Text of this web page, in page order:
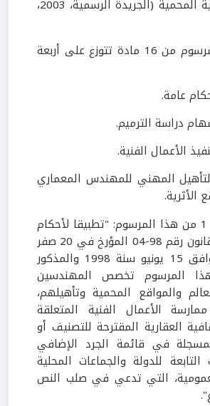
الثقافية العقارية المحمية (الجريدة الرسمية، 2003،
يتشكل هذا المرسوم من 16 مادة تتوزع على أربعة
عامة.
دراسة الترميم.
الأعمال الفنية.
المهني للمهندس المعماري
الأثرية.
ورد في المادة 1 من هذا المرسوم: "تطبيقا لأحكام
المادة 9 من القانون رقم 98-04 المؤرخ في 20 صفر
عام 1419 الموافق 15 يونيو سنة 1998 والمذكور
المرسوم تخصص المهندسين
والمواقع المحمية وتأهيلهم،
الأعمال الفنية المتعلقة
العقارية المقترحة للتصنيف أو
في قائمة الجرد الإضافي
التابعة للدولة والجماعات المحلية
التي تدعي في صلب النص